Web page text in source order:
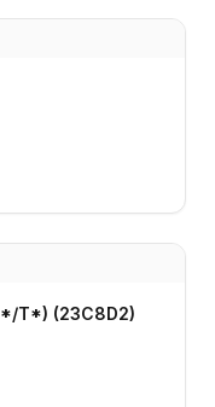
T*) (23C8D2)